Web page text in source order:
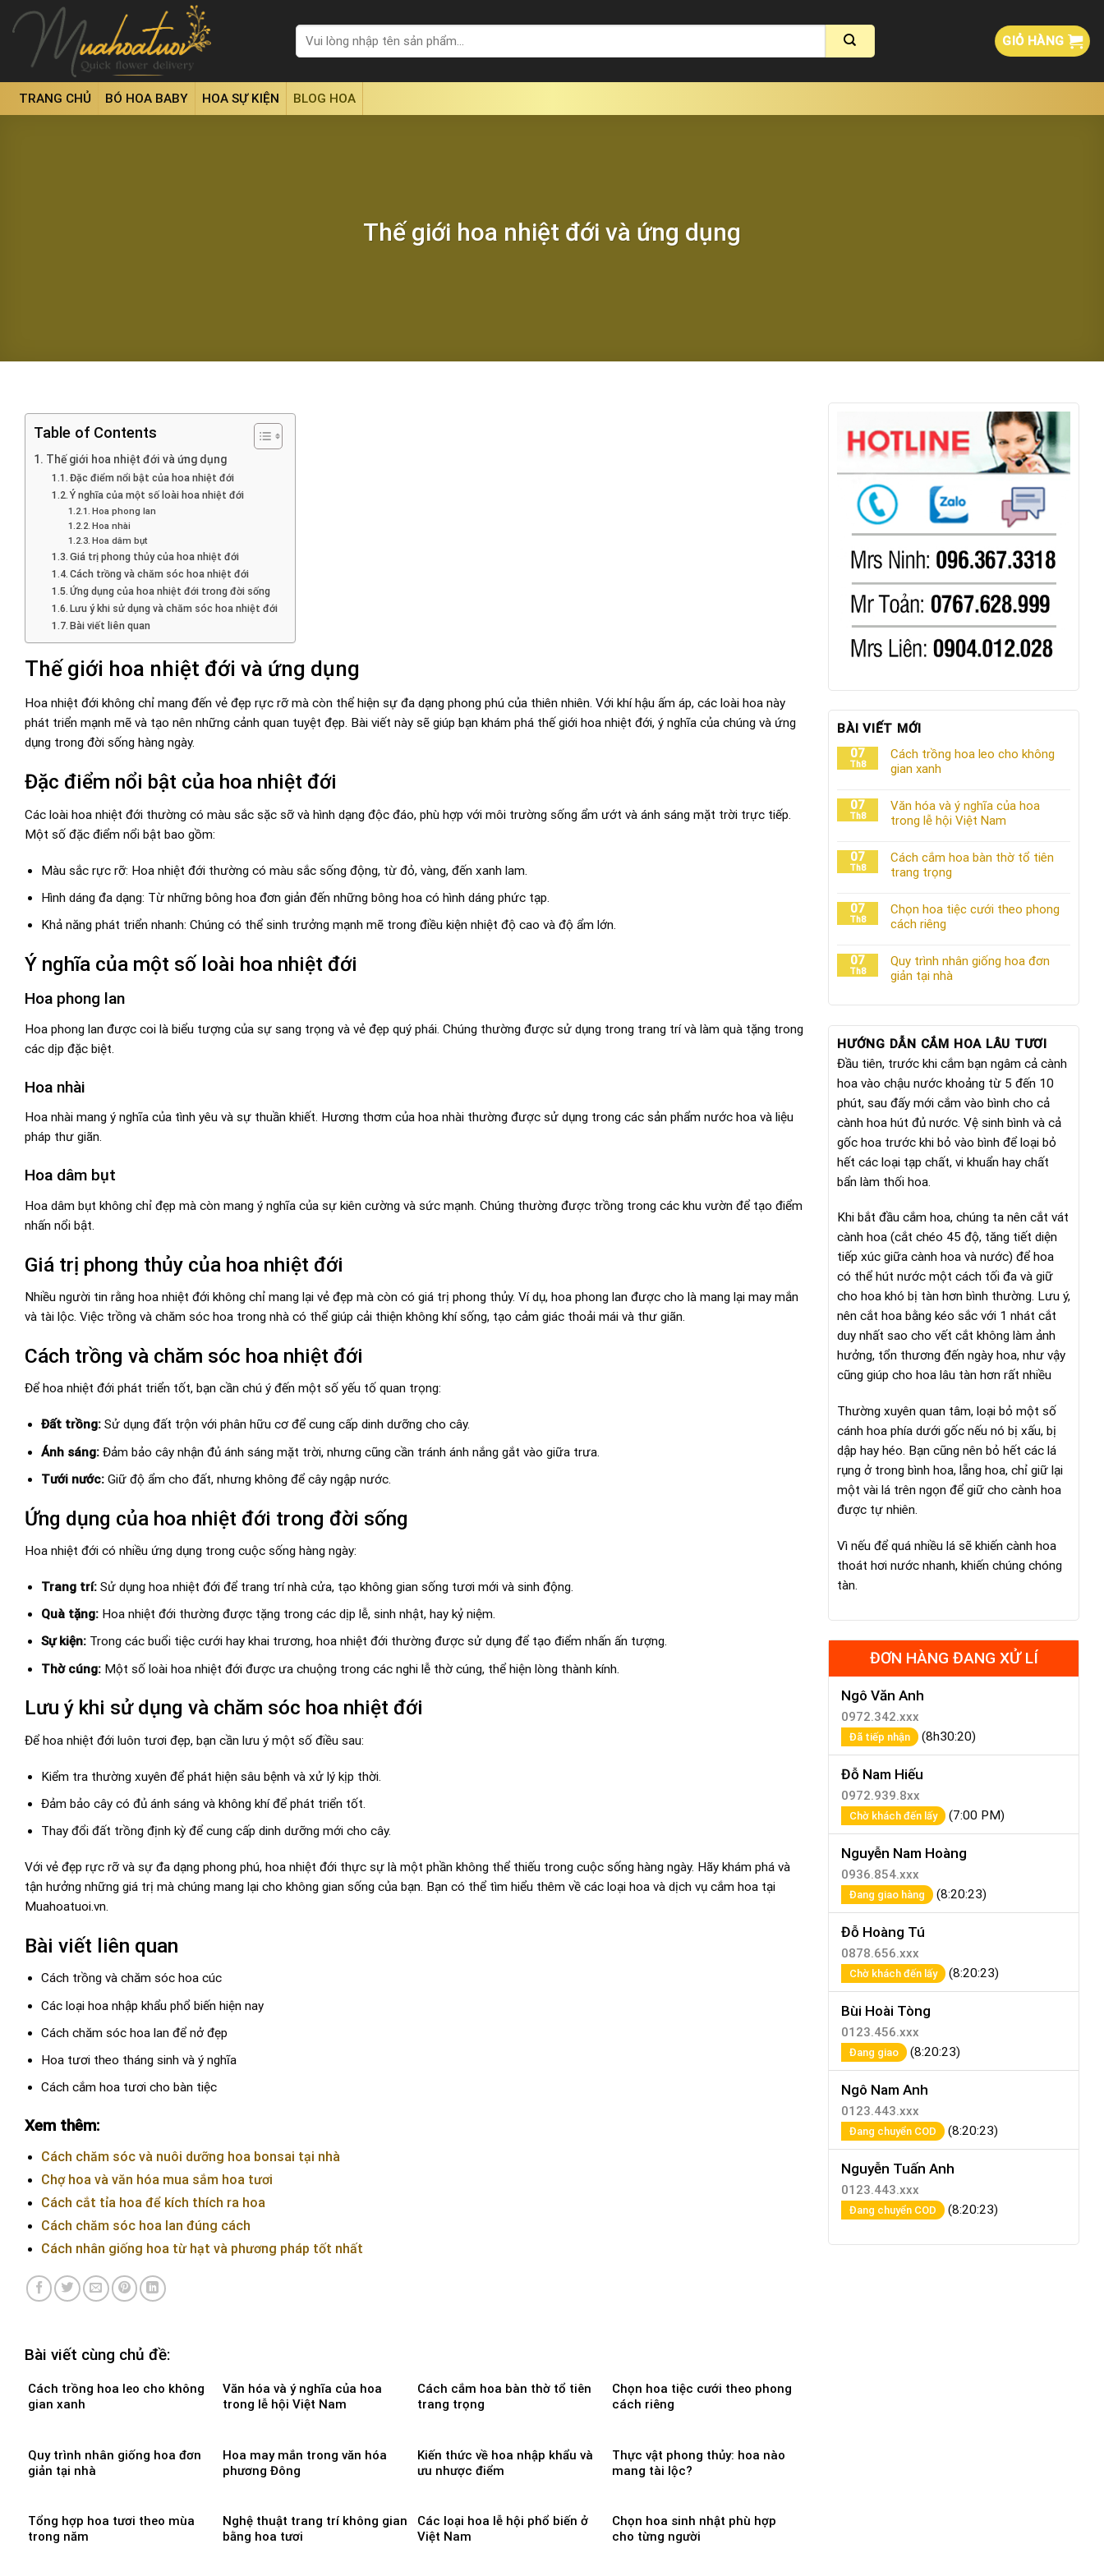
content
Tìm
kiếm:
GIỎ HÀNG
TRANG CHỦ BÓ HOA BABY HOA SỰ KIỆN BLOG HOA
Thế giới hoa nhiệt đới và ứng dụng
Table of Contents
Thế giới hoa nhiệt đới và ứng dụng
Đặc điểm nổi bật của hoa nhiệt đới
Ý nghĩa của một số loài hoa nhiệt đới
Hoa phong lan
Hoa nhài
Hoa dâm bụt
Giá trị phong thủy của hoa nhiệt đới
Cách trồng và chăm sóc hoa nhiệt đới
Ứng dụng của hoa nhiệt đới trong đời sống
Lưu ý khi sử dụng và chăm sóc hoa nhiệt đới
Bài viết liên quan
Thế giới hoa nhiệt đới và ứng dụng
Hoa nhiệt đới không chỉ mang đến vẻ đẹp rực rỡ mà còn thể hiện sự đa dạng phong phú của thiên nhiên. Với khí hậu ấm áp, các loài hoa này
phát triển mạnh mẽ và tạo nên những cảnh quan tuyệt đẹp. Bài viết này sẽ giúp bạn khám phá thế giới hoa nhiệt đới, ý nghĩa của chúng và ứng
dụng trong đời sống hàng ngày.
Đặc điểm nổi bật của hoa nhiệt đới
Các loài hoa nhiệt đới thường có màu sắc sặc sỡ và hình dạng độc đáo, phù hợp với môi trường sống ẩm ướt và ánh sáng mặt trời trực tiếp.
Một số đặc điểm nổi bật bao gồm:
Màu sắc rực rỡ: Hoa nhiệt đới thường có màu sắc sống động, từ đỏ, vàng, đến xanh lam.
Hình dáng đa dạng: Từ những bông hoa đơn giản đến những bông hoa có hình dáng phức tạp.
Khả năng phát triển nhanh: Chúng có thể sinh trưởng mạnh mẽ trong điều kiện nhiệt độ cao và độ ẩm lớn.
Ý nghĩa của một số loài hoa nhiệt đới
Hoa phong lan
Hoa phong lan được coi là biểu tượng của sự sang trọng và vẻ đẹp quý phái. Chúng thường được sử dụng trong trang trí và làm quà tặng trong
các dịp đặc biệt.
Hoa nhài
Hoa nhài mang ý nghĩa của tình yêu và sự thuần khiết. Hương thơm của hoa nhài thường được sử dụng trong các sản phẩm nước hoa và liệu
pháp thư giãn.
Hoa dâm bụt
Hoa dâm bụt không chỉ đẹp mà còn mang ý nghĩa của sự kiên cường và sức mạnh. Chúng thường được trồng trong các khu vườn để tạo điểm
nhấn nổi bật.
Giá trị phong thủy của hoa nhiệt đới
Nhiều người tin rằng hoa nhiệt đới không chỉ mang lại vẻ đẹp mà còn có giá trị phong thủy. Ví dụ, hoa phong lan được cho là mang lại may mắn
và tài lộc. Việc trồng và chăm sóc hoa trong nhà có thể giúp cải thiện không khí sống, tạo cảm giác thoải mái và thư giãn.
Cách trồng và chăm sóc hoa nhiệt đới
Để hoa nhiệt đới phát triển tốt, bạn cần chú ý đến một số yếu tố quan trọng:
Đất trồng:Sử dụng đất trộn với phân hữu cơ để cung cấp dinh dưỡng cho cây.
Ánh sáng:Đảm bảo cây nhận đủ ánh sáng mặt trời, nhưng cũng cần tránh ánh nắng gắt vào giữa trưa.
Tưới nước:Giữ độ ẩm cho đất, nhưng không để cây ngập nước.
Ứng dụng của hoa nhiệt đới trong đời sống
Hoa nhiệt đới có nhiều ứng dụng trong cuộc sống hàng ngày:
Trang trí:Sử dụng hoa nhiệt đới để trang trí nhà cửa, tạo không gian sống tươi mới và sinh động.
Quà tặng:Hoa nhiệt đới thường được tặng trong các dịp lễ, sinh nhật, hay kỷ niệm.
Sự kiện:Trong các buổi tiệc cưới hay khai trương, hoa nhiệt đới thường được sử dụng để tạo điểm nhấn ấn tượng.
Thờ cúng:Một số loài hoa nhiệt đới được ưa chuộng trong các nghi lễ thờ cúng, thể hiện lòng thành kính.
Lưu ý khi sử dụng và chăm sóc hoa nhiệt đới
Để hoa nhiệt đới luôn tươi đẹp, bạn cần lưu ý một số điều sau:
Kiểm tra thường xuyên để phát hiện sâu bệnh và xử lý kịp thời.
Đảm bảo cây có đủ ánh sáng và không khí để phát triển tốt.
Thay đổi đất trồng định kỳ để cung cấp dinh dưỡng mới cho cây.
Với vẻ đẹp rực rỡ và sự đa dạng phong phú, hoa nhiệt đới thực sự là một phần không thể thiếu trong cuộc sống hàng ngày. Hãy khám phá và
tận hưởng những giá trị mà chúng mang lại cho không gian sống của bạn. Bạn có thể tìm hiểu thêm về các loại hoa và dịch vụ cắm hoa tại
Muahoatuoi.vn.
Bài viết liên quan
Cách trồng và chăm sóc hoa cúc
Các loại hoa nhập khẩu phổ biến hiện nay
Cách chăm sóc hoa lan để nở đẹp
Hoa tươi theo tháng sinh và ý nghĩa
Cách cắm hoa tươi cho bàn tiệc
Xem thêm:
Cách chăm sóc và nuôi dưỡng hoa bonsai tại nhà
Chợ hoa và văn hóa mua sắm hoa tươi
Cách cắt tỉa hoa để kích thích ra hoa
Cách chăm sóc hoa lan đúng cách
Cách nhân giống hoa từ hạt và phương pháp tốt nhất
Bài viết cùng chủ đề:
Cách trồng hoa leo cho không
gian xanh
Văn hóa và ý nghĩa của hoa
trong lễ hội Việt Nam
Cách cắm hoa bàn thờ tổ tiên
trang trọng
Chọn hoa tiệc cưới theo phong
cách riêng
Quy trình nhân giống hoa đơn
giản tại nhà
Hoa may mắn trong văn hóa
phương Đông
Kiến thức về hoa nhập khẩu và
ưu nhược điểm
Thực vật phong thủy: hoa nào
mang tài lộc?
Tổng hợp hoa tươi theo mùa
trong năm
Nghệ thuật trang trí không gian
bằng hoa tươi
Các loại hoa lễ hội phổ biến ở
Việt Nam
Chọn hoa sinh nhật phù hợp
cho từng người
BÀI VIẾT MỚI
07
Th8
Cách trồng hoa leo cho không
gian xanh
07
Th8
Văn hóa và ý nghĩa của hoa
trong lễ hội Việt Nam
07
Th8
Cách cắm hoa bàn thờ tổ tiên
trang trọng
07
Th8
Chọn hoa tiệc cưới theo phong
cách riêng
07
Th8
Quy trình nhân giống hoa đơn
giản tại nhà
HƯỚNG DẪN CẮM HOA LÂU TƯƠI
Đầu tiên, trước khi cắm bạn ngâm cả cành
hoa vào chậu nước khoảng từ 5 đến 10
phút, sau đấy mới cắm vào bình cho cả
cành hoa hút đủ nước. Vệ sinh bình và cả
gốc hoa trước khi bỏ vào bình để loại bỏ
hết các loại tạp chất, vi khuẩn hay chất
bẩn làm thối hoa.
Khi bắt đầu cắm hoa, chúng ta nên cắt vát
cành hoa (cắt chéo 45 độ, tăng tiết diện
tiếp xúc giữa cành hoa và nước) để hoa
có thể hút nước một cách tối đa và giữ
cho hoa khó bị tàn hơn bình thường. Lưu ý,
nên cắt hoa bằng kéo sắc với 1 nhát cắt
duy nhất sao cho vết cắt không làm ảnh
hưởng, tổn thương đến ngày hoa, như vậy
cũng giúp cho hoa lâu tàn hơn rất nhiều
Thường xuyên quan tâm, loại bỏ một số
cánh hoa phía dưới gốc nếu nó bị xấu, bị
dập hay héo. Bạn cũng nên bỏ hết các lá
rụng ở trong bình hoa, lẵng hoa, chỉ giữ lại
một vài lá trên ngọn để giữ cho cành hoa
được tự nhiên.
Vì nếu để quá nhiều lá sẽ khiến cành hoa
thoát hơi nước nhanh, khiến chúng chóng
tàn.
ĐƠN HÀNG ĐANG XỬ LÍ
Ngô Văn Anh
0972.342.xxx
Đã tiếp nhận (8h30:20)
Đỗ Nam Hiếu
0972.939.8xx
Chờ khách đến lấy (7:00 PM)
Nguyễn Nam Hoàng
0936.854.xxx
Đang giao hàng (8:20:23)
Đỗ Hoàng Tú
0878.656.xxx
Chờ khách đến lấy (8:20:23)
Bùi Hoài Tòng
0123.456.xxx
Đang giao (8:20:23)
Ngô Nam Anh
0123.443.xxx
Đang chuyển COD (8:20:23)
Nguyễn Tuấn Anh
0123.443.xxx
Đang chuyển COD (8:20:23)